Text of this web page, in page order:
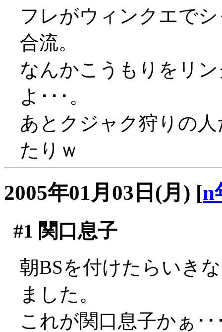
フレがウィンクエで
合流。
なんかこうもりをリ
よ･･･。
あとクジャク狩りの
たりｗ
2005年01月03日(月) [n
#1 関口息子
朝BSを付けたらいき
ました。
これが関口息子かぁ･･